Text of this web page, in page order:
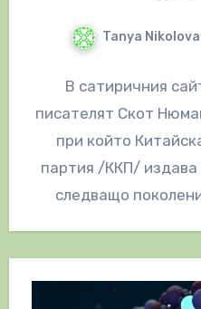
Tanya Nikolova
В сатиричния
писателят Скот
при който
партия /ККП/ издава
следващо